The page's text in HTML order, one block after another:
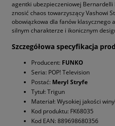
agentki ubezpieczeniowej
znosić chaos towarzyszący Vashowi
obowiązkowa dla fanów klasycznego
silnym charakterze i ikonicznym
Szczegółowa specyfikacja
Producent: FUNKO
Seria: POP! Television
Postać: Meryl Stryfe
Tytuł: Trigun
Materiał: Wysokiej jakości winyl
Kod produktu: FK68035
Kod EAN: 889698680356